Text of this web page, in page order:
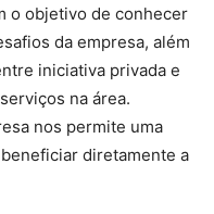
o objetivo de conhecer
da empresa, além
iniciativa privada e
na área.
nos permite uma
diretamente a